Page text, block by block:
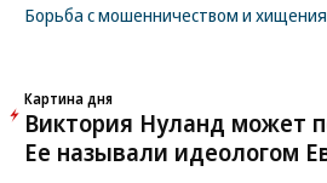
Борьба с мошенничеством и
Картина дня
Виктория Нуланд может
Ее называли идеологом